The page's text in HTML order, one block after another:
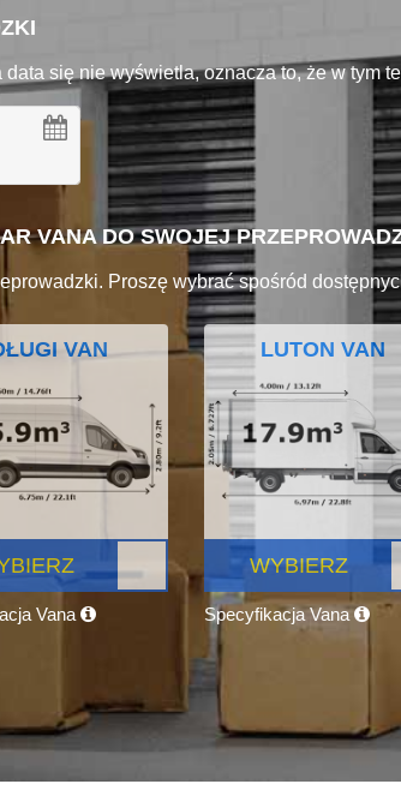
się nie wyświetla, oznacza to, że w tym
VANA DO SWOJEJ
Proszę wybrać spośród
VAN
Vana
LUTON VAN
WYBIERZ
Specyfikacja Vana